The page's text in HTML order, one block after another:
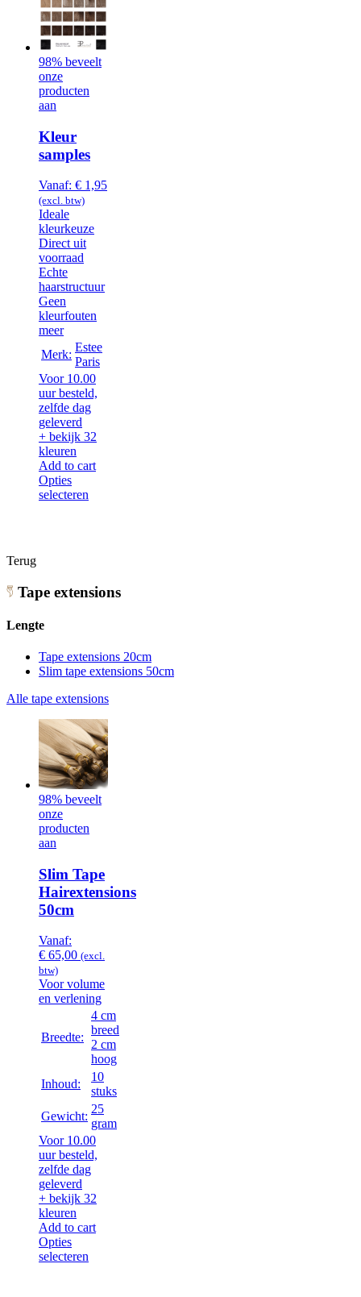
98% beveelt
onze
producten
aan
Kleur
samples
Vanaf: € 1,95
(excl. btw)
Ideale
kleurkeuze
Direct uit
voorraad
Echte
haarstructuur
Geen
kleurfouten
meer
Merk:
Estee
Paris
Voor 10.00
uur besteld,
zelfde dag
geleverd
+ bekijk 32
kleuren
Add to cart
Opties
selecteren
Terug
Tape extensions
Lengte
Tape extensions 20cm
Slim tape extensions 50cm
Alle tape extensions
98% beveelt
onze
producten
aan
Slim Tape
Hairextensions
50cm
Vanaf:
€ 65,00 (excl.
btw)
Voor volume
en verlening
Breedte:
4 cm
breed
2 cm
hoog
Inhoud:
10
stuks
Gewicht:
25
gram
Voor 10.00
uur besteld,
zelfde dag
geleverd
+ bekijk 32
kleuren
Add to cart
Opties
selecteren